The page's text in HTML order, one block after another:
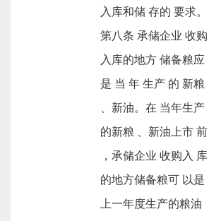
入库和储 存的 要求。
第八条 承储企业 收购
入库的地方 储备粮应
是 当 年 生产 的 新粮
、新油。在 当年生产
的新粮 、新油上市 前
，承储企业 收购入 库
的地方储备粮可 以是
上一年度生产的粮油